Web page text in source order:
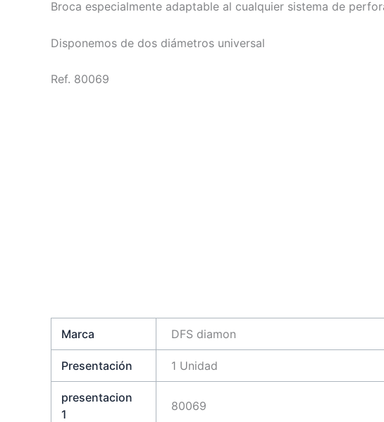
Broca especialmente adaptable al cualquier sistema de
Disponemos de dos diámetros universal
Ref. 80069
Marca DFS diamon
Presentación 1 Unidad
presentacion
1
80069